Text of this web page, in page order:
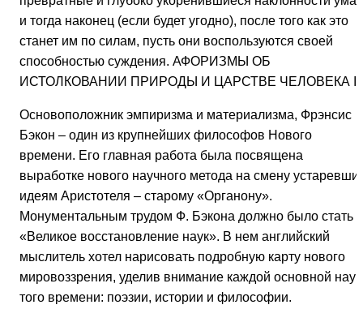
и тогда наконец (если будет угодно), после того как это
станет им по силам, пусть они воспользуются своей
способностью суждения. АФОРИЗМЫ ОБ
ИСТОЛКОВАНИИ ПРИРОДЫ И ЦАРСТВЕ ЧЕЛОВЕКА I
Основоположник эмпиризма и материализма, Фрэнсис
Бэкон – один из крупнейших философов Нового
времени. Его главная работа была посвящена
выработке нового научного метода на смену
идеям Аристотеля – старому «Органону».
Монументальным трудом Ф. Бэкона должно было стать
«Великое восстановление наук». В нем английский
мыслитель хотел нарисовать подробную карту нового
мировоззрения, уделив внимание каждой основной
того времени: поэзии, истории и философии.